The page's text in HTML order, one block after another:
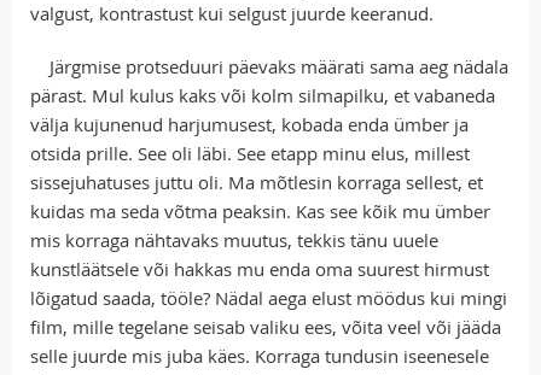
valgust, kontrastust kui selgust juurde keeranud.
Järgmise protseduuri päevaks määrati sama aeg nädala
pärast. Mul kulus kaks või kolm silmapilku, et vabaneda
välja kujunenud harjumusest, kobada enda ümber ja
otsida prille. See oli läbi. See etapp minu elus, millest
sissejuhatuses juttu oli. Ma mõtlesin korraga sellest, et
kuidas ma seda võtma peaksin. Kas see kõik mu ümber
mis korraga nähtavaks muutus, tekkis tänu uuele
kunstläätsele või hakkas mu enda oma suurest hirmust
lõigatud saada, tööle? Nädal aega elust möödus kui mingi
film, mille tegelane seisab valiku ees, võita veel või jääda
selle juurde mis juba käes. Korraga tundusin iseenesele